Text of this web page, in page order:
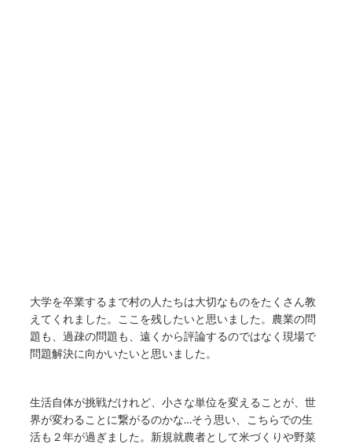
大学を卒業するまで村の人たちは大切なものをたくさん教
えてくれました。ここを残したいと思いました。農業の問
題も、過疎の問題も、遠くから評論するのではなく現場で
問題解決に向かいたいと思いました。
生活自体が挑戦だけれど、小さな単位を変えることが、世
界が変わることに繋がるのかな…そう思い、こちらでの生
活も２年が過ぎました。新規就農者として米づくりや野菜